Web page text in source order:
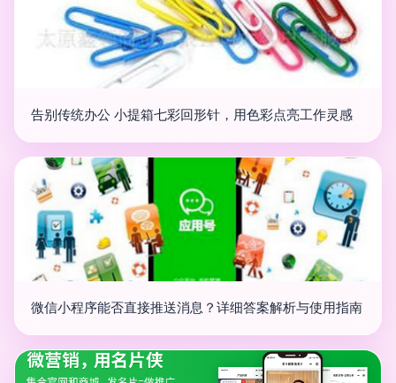
告别传统办公 小提箱七彩回形针，用色彩点亮工作灵感
微信小程序能否直接推送消息？详细答案解析与使用指南